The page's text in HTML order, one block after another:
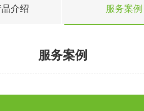
介绍 服务案例
服务案例